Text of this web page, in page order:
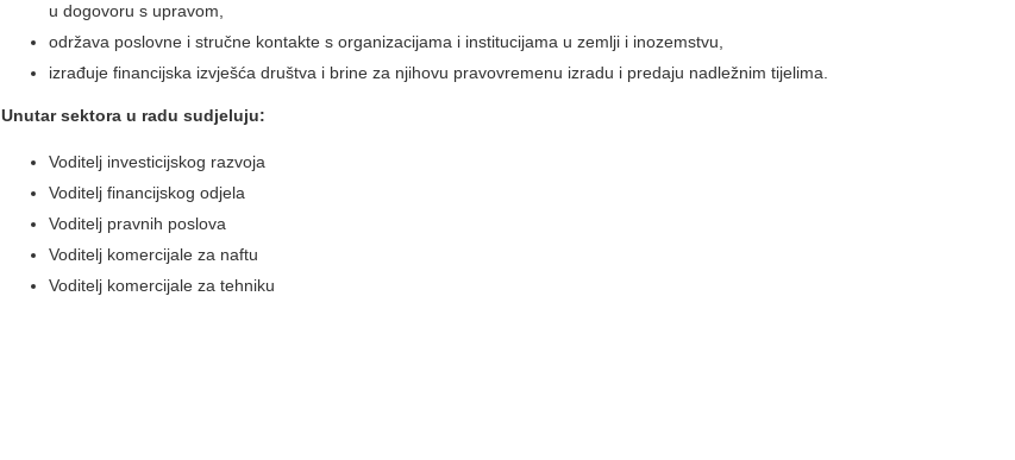
u dogovoru s upravom,
održava poslovne i stručne kontakte s organizacijama i institucijama u zemlji i inozemstvu,
izrađuje financijska izvješća društva i brine za njihovu pravovremenu izradu i predaju nadležnim tijelima.
Unutar sektora u radu sudjeluju:
Voditelj investicijskog razvoja
Voditelj financijskog odjela
Voditelj pravnih poslova
Voditelj komercijale za naftu
Voditelj komercijale za tehniku